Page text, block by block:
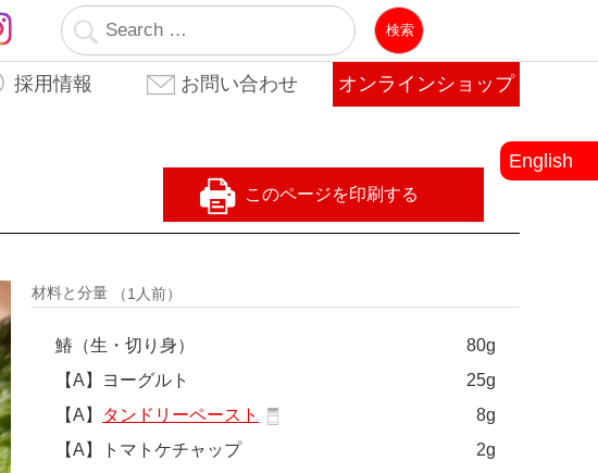
業
採用情報 お問い合わせ オンラインショップ
English
材料と分量 （1人前）
鰆（生・切り身）
80g
【A】ヨーグルト
25g
【A】
タンドリーペースト
8g
【A】トマトケチャップ
2g